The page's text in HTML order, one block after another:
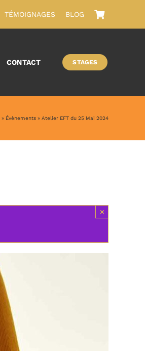
TÉMOIGNAGES BLOG
CONTACT STAGES
» Évènements » Atelier EFT du 25 Mai 2024
×